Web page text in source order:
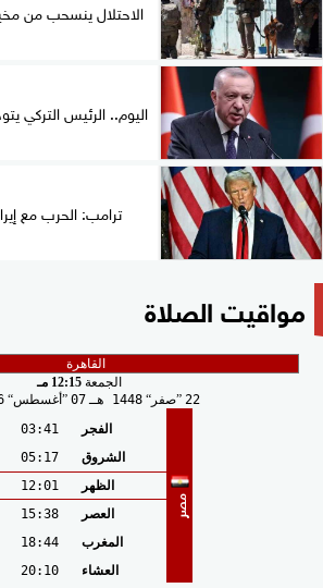
الاحتلال ينسحب من
اليوم.. الرئيس التركي
ترامب: الحرب مع
مواقيت الصلاة
الجمعة 12:15 مـ
22 صفر 1448 هـ 07 أغسطس
مصر
الفجر
03:41
الشروق
05:17
الظهر
12:01
العصر
15:38
المغرب
18:44
العشاء
20:10